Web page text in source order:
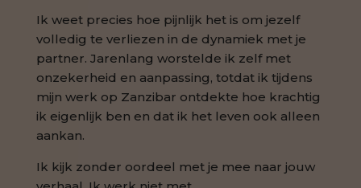
Ik weet precies hoe pijnlijk het is om jezelf
volledig te verliezen in de dynamiek met je
partner. Jarenlang worstelde ik zelf met
onzekerheid en aanpassing, totdat ik tijdens
mijn werk op Zanzibar ontdekte hoe krachtig
ik eigenlijk ben en dat ik het leven ook alleen
aankan.
Ik kijk zonder oordeel met je mee naar jouw